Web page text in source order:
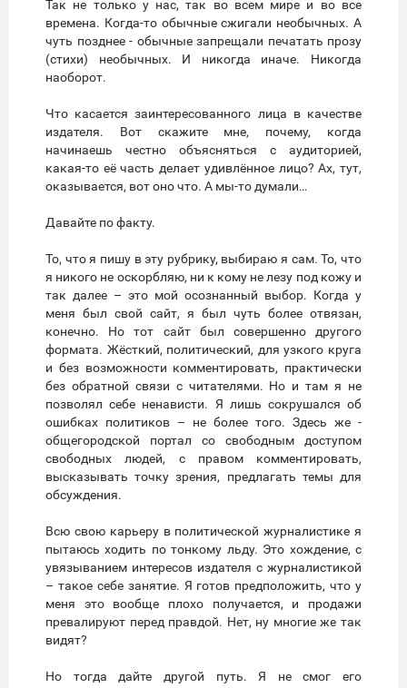
Так не только у нас, так во всем мире и во все
времена. Когда-то обычные сжигали необычных. А
чуть позднее - обычные запрещали печатать прозу
(стихи) необычных. И никогда иначе. Никогда
наоборот.
Что касается заинтересованного лица в качестве
издателя. Вот скажите мне, почему, когда
начинаешь честно объясняться с аудиторией,
какая-то её часть делает удивлённое лицо? Ах, тут,
оказывается, вот оно что. А мы-то думали…
Давайте по факту.
То, что я пишу в эту рубрику, выбираю я сам. То, что
я никого не оскорбляю, ни к кому не лезу под кожу и
так далее – это мой осознанный выбор. Когда у
меня был свой сайт, я был чуть более отвязан,
конечно. Но тот сайт был совершенно другого
формата. Жёсткий, политический, для узкого круга
и без возможности комментировать, практически
без обратной связи с читателями. Но и там я не
позволял себе ненависти. Я лишь сокрушался об
ошибках политиков – не более того. Здесь же -
общегородской портал со свободным доступом
свободных людей, с правом комментировать,
высказывать точку зрения, предлагать темы для
обсуждения.
Всю свою карьеру в политической журналистике я
пытаюсь ходить по тонкому льду. Это хождение, с
увязыванием интересов издателя с журналистикой
– такое себе занятие. Я готов предположить, что у
меня это вообще плохо получается, и продажи
превалируют перед правдой. Нет, ну многие же так
видят?
Но тогда дайте другой путь. Я не смог его